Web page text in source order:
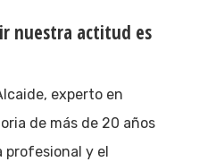
nuestra actitud es
experto en
de más de 20 años
y el